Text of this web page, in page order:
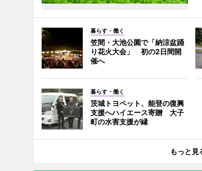
暮らす・働く
笠間・大池公園で「納涼盆踊
り花火大会」 初の2日間開
催へ
暮らす・働く
茨城トヨペット、能登の復興
支援へハイエース寄贈 大子
町の水害支援が縁
もっと見